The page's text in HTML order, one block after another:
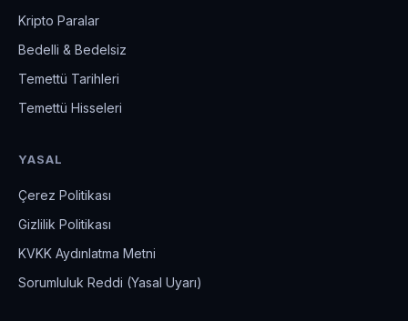
Kripto Paralar
Bedelli & Bedelsiz
Temettü Tarihleri
Temettü Hisseleri
YASAL
Çerez Politikası
Gizlilik Politikası
KVKK Aydınlatma Metni
Sorumluluk Reddi (Yasal Uyarı)